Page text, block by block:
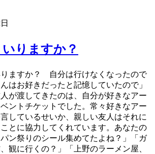
りますか？
りますか？ 自分は行けなくなったので
はお好きだったと記憶していたので」
が渡してきたのは、自分が好きなアー
ントチケットでした。常々好きなアー
しているせいか、親しい友人はそれに
とに協力してくれています。あなたの
ン祭りのシール集めてたよね？」「ガ
観に行くの？」「上野のラーメン屋、